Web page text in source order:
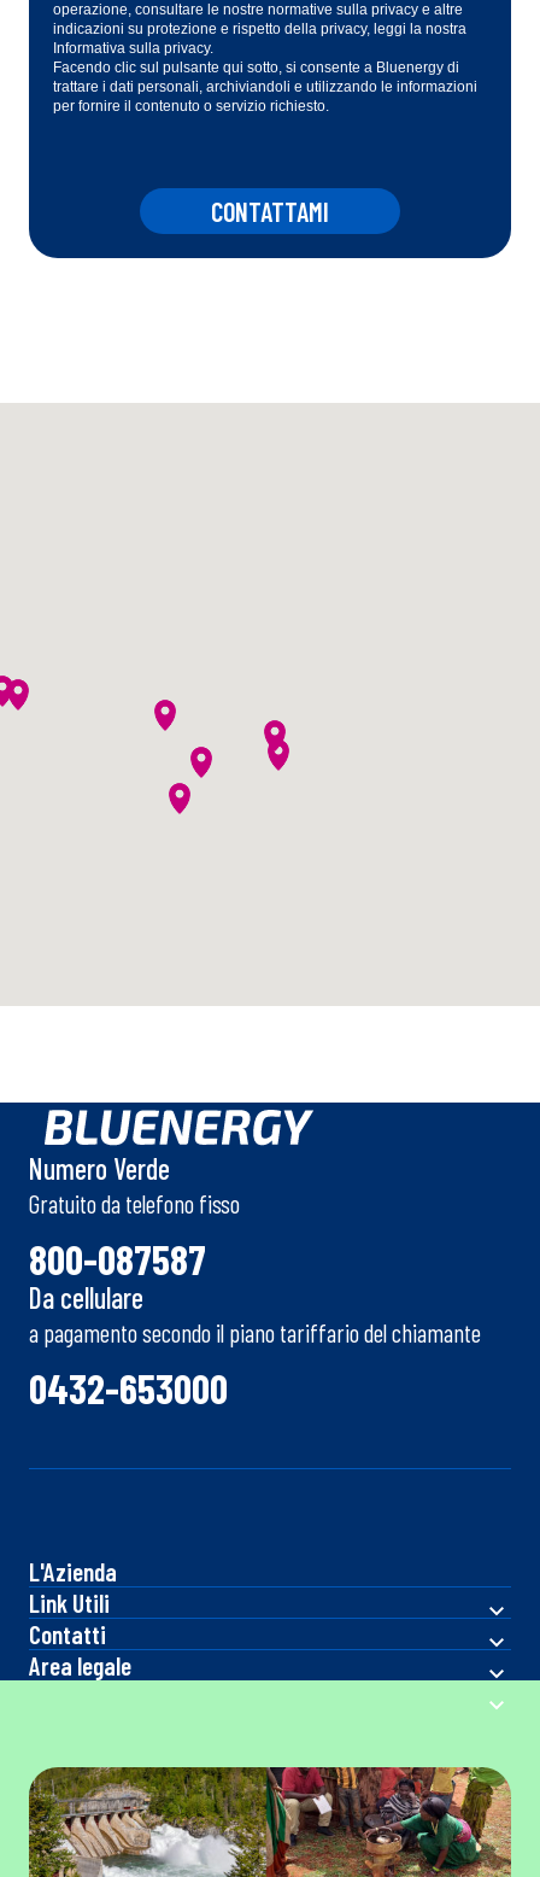
operazione, consultare le nostre normative sulla privacy e altre
indicazioni su protezione e rispetto della privacy, leggi la nostra
Informativa sulla privacy.
Facendo clic sul pulsante qui sotto, si consente a Bluenergy di
trattare i dati personali, archiviandoli e utilizzando le informazioni
per fornire il contenuto o servizio richiesto.
Numero Verde
Gratuito da telefono fisso
800-087587
Da cellulare
a pagamento secondo il piano tariffario del chiamante
0432-653000
L'Azienda
Link Utili
Contatti
Area legale